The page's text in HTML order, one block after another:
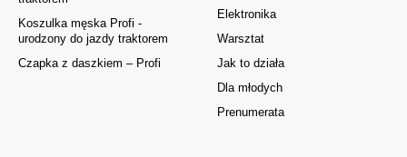
Elektronika
Warsztat
Jak to działa
Dla młodych
Prenumerata
Koszulka męska Profi -
urodzony do jazdy traktorem
Czapka z daszkiem – Profi